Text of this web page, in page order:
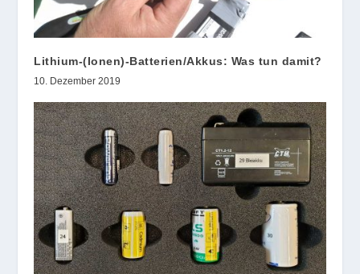
Lithium-(Ionen)-Batterien/Akkus: Was tun damit?
10. Dezember 2019